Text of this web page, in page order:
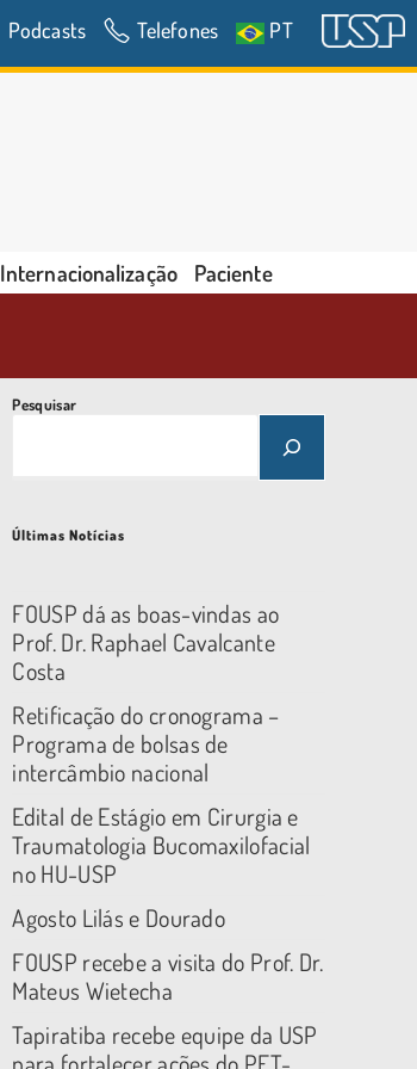
Podcasts Telefones PT
Internacionalização Paciente
Pesquisar
Últimas Notícias
FOUSP dá as boas-vindas ao
Prof. Dr. Raphael Cavalcante
Costa
Retificação do cronograma –
Programa de bolsas de
intercâmbio nacional
Edital de Estágio em Cirurgia e
Traumatologia Bucomaxilofacial
no HU-USP
Agosto Lilás e Dourado
FOUSP recebe a visita do Prof. Dr.
Mateus Wietecha
Tapiratiba recebe equipe da USP